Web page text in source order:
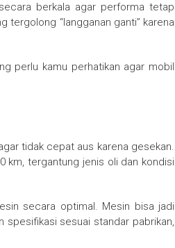
berkala agar performa tetap
tergolong “langganan ganti” karena
perlu kamu perhatikan agar mobil
tidak cepat aus karena gesekan.
km, tergantung jenis oli dan kondisi
secara optimal. Mesin bisa jadi
spesifikasi sesuai standar pabrikan,